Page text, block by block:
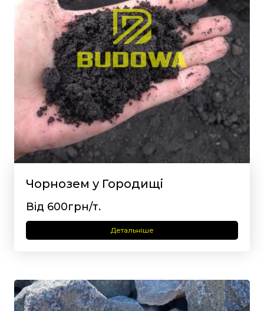
Чорнозем у Городищі
Від 600грн/т.
Детальніше